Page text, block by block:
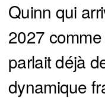
Quinn qui
2027
parlait déjà
dynamique